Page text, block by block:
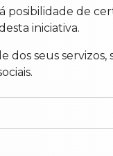
de
iniciativa.
seus